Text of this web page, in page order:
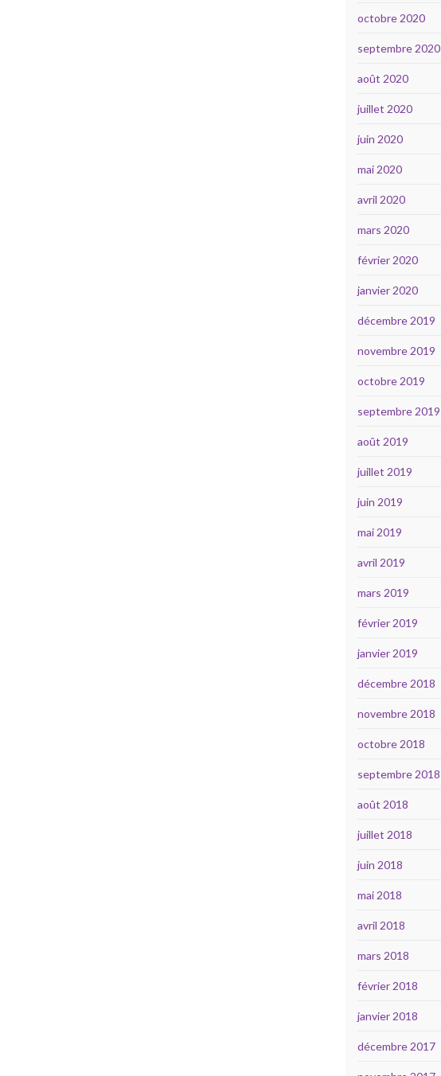
octobre 2020
septembre 2020
août 2020
juillet 2020
juin 2020
mai 2020
avril 2020
mars 2020
février 2020
janvier 2020
décembre 2019
novembre 2019
octobre 2019
septembre 2019
août 2019
juillet 2019
juin 2019
mai 2019
avril 2019
mars 2019
février 2019
janvier 2019
décembre 2018
novembre 2018
octobre 2018
septembre 2018
août 2018
juillet 2018
juin 2018
mai 2018
avril 2018
mars 2018
février 2018
janvier 2018
décembre 2017